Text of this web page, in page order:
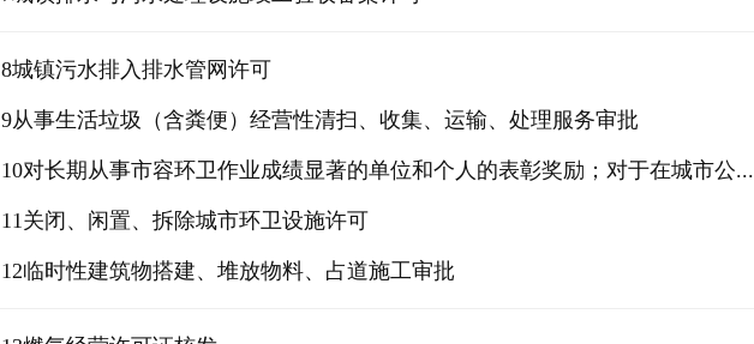
8城镇污水排入排水管网许可
9从事生活垃圾（含粪便）经营性清扫、收集、运输、处理服务审批
10对长期从事市容环卫作业成绩显著的单位和个人的表彰奖励；对于在城市公...
11关闭、闲置、拆除城市环卫设施许可
12临时性建筑物搭建、堆放物料、占道施工审批